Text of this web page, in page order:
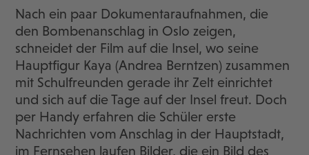
Nach ein paar Dokumentaraufnahmen, die
den Bombenanschlag in Oslo zeigen,
schneidet der Film auf die Insel, wo seine
Hauptfigur Kaya (Andrea Berntzen) zusammen
mit Schulfreunden gerade ihr Zelt einrichtet
und sich auf die Tage auf der Insel freut. Doch
per Handy erfahren die Schüler erste
Nachrichten vom Anschlag in der Hauptstadt,
im Fernsehen laufen Bilder, die ein Bild des